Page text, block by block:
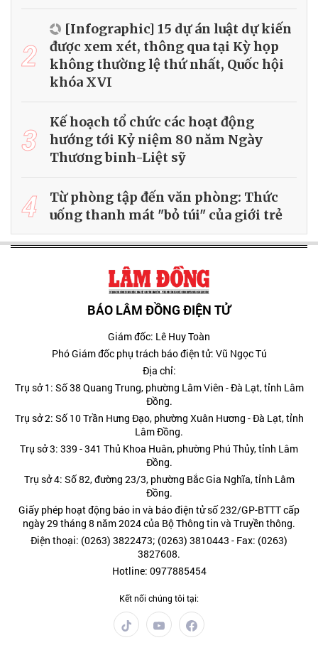
2
[Infographic] 15 dự án luật dự kiến
được xem xét, thông qua tại Kỳ họp
không thường lệ thứ nhất, Quốc hội
khóa XVI
3
Kế hoạch tổ chức các hoạt động
hướng tới Kỷ niệm 80 năm Ngày
Thương binh-Liệt sỹ
4
Từ phòng tập đến văn phòng: Thức
uống thanh mát "bỏ túi" của giới trẻ
BÁO LÂM ĐỒNG ĐIỆN TỬ
Giám đốc: Lê Huy Toàn
Phó Giám đốc phụ trách báo điện tử: Vũ Ngọc Tú
Địa chỉ:
Trụ sở 1: Số 38 Quang Trung, phường Lâm Viên - Đà Lạt, tỉnh Lâm
Đồng.
Trụ sở 2: Số 10 Trần Hưng Đạo, phường Xuân Hương - Đà Lạt, tỉnh
Lâm Đồng.
Trụ sở 3: 339 - 341 Thủ Khoa Huân, phường Phú Thủy, tỉnh Lâm
Đồng.
Trụ sở 4: Số 82, đường 23/3, phường Bắc Gia Nghĩa, tỉnh Lâm
Đồng.
Giấy phép hoạt động báo in và báo điện tử số 232/GP-BTTT cấp
ngày 29 tháng 8 năm 2024 của Bộ Thông tin và Truyền thông.
Điện thoại: (0263) 3822473; (0263) 3810443 - Fax: (0263)
3827608.
Hotline: 0977885454
Kết nối chúng tôi tại: